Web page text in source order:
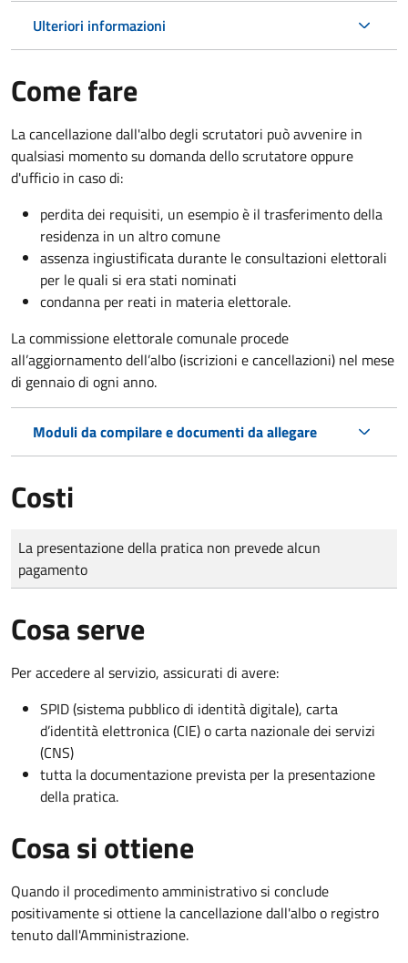
Ulteriori informazioni
Come fare
La cancellazione dall'albo degli scrutatori può avvenire in
qualsiasi momento su domanda dello scrutatore oppure
d'ufficio in caso di:
perdita dei requisiti, un esempio è il trasferimento della
residenza in un altro comune
assenza ingiustificata durante le consultazioni elettorali
per le quali si era stati nominati
condanna per reati in materia elettorale.
La commissione elettorale comunale procede
all’aggiornamento dell’albo (iscrizioni e cancellazioni) nel mese
di gennaio di ogni anno.
Moduli da compilare e documenti da allegare
Costi
Tipo di pagamento
Importo
La presentazione della pratica non prevede alcun
pagamento
Cosa serve
Per accedere al servizio, assicurati di avere:
SPID (sistema pubblico di identità digitale), carta
d’identità elettronica (CIE) o carta nazionale dei servizi
(CNS)
tutta la documentazione prevista per la presentazione
della pratica.
Cosa si ottiene
Quando il procedimento amministrativo si conclude
positivamente si ottiene la cancellazione dall'albo o registro
tenuto dall'Amministrazione.